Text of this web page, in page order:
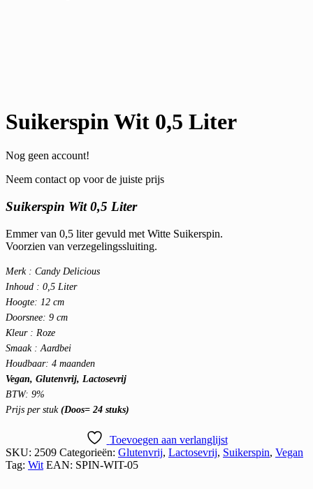
Suikerspin Wit 0,5 Liter
Nog geen account!
Neem contact op voor de juiste prijs
Suikerspin Wit 0,5 Liter
Emmer van 0,5 liter gevuld met Witte Suikerspin.
Voorzien van verzegelingssluiting.
Merk : Candy Delicious
Inhoud : 0,5 Liter
Hoogte: 12 cm
Doorsnee: 9 cm
Kleur : Roze
Smaak : Aardbei
Houdbaar: 4 maanden
Vegan, Glutenvrij, Lactosevrij
BTW: 9%
Prijs per stuk (Doos= 24 stuks)
Toevoegen aan verlanglijst
SKU: 2509 Categorieën: Glutenvrij, Lactosevrij, Suikerspin, Vegan
Tag: Wit EAN: SPIN-WIT-05